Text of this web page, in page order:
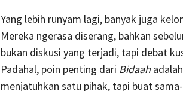
Yang lebih runyam lagi, banyak juga
Mereka ngerasa diserang, bahkan
bukan diskusi yang terjadi, tapi debat
Padahal, poin penting dari Bidaah
menjatuhkan satu pihak, tapi buat